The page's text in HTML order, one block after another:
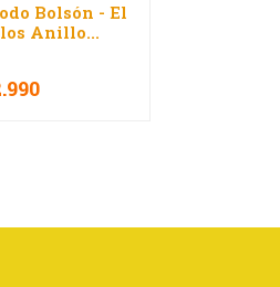
Bolsón - El
Anillo...
+